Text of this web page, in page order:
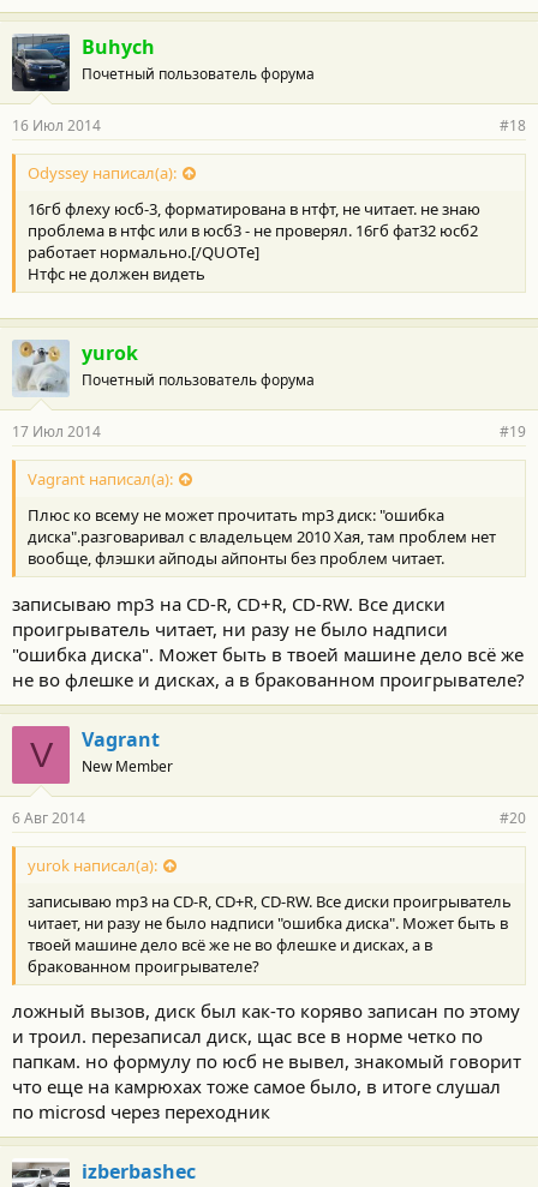
Buhych
Почетный пользователь форума
16 Июл 2014 #18
Odyssey написал(а):
16гб флеху юсб-3, форматирована в нтфт, не читает. не знаю
проблема в нтфс или в юсб3 - не проверял. 16гб фат32 юсб2
работает нормально.[/QUOTе]
Нтфс не должен видеть
yurok
Почетный пользователь форума
17 Июл 2014 #19
Vagrant написал(а):
Плюс ко всему не может прочитать mp3 диск: "ошибка
диска".разговаривал с владельцем 2010 Хая, там проблем нет
вообще, флэшки айподы айпонты без проблем читает.
записываю mp3 на CD-R, CD+R, CD-RW. Все диски
проигрыватель читает, ни разу не было надписи
"ошибка диска". Может быть в твоей машине дело всё же
не во флешке и дисках, а в бракованном проигрывателе?
V Vagrant
New Member
6 Авг 2014 #20
yurok написал(а):
записываю mp3 на CD-R, CD+R, CD-RW. Все диски проигрыватель
читает, ни разу не было надписи "ошибка диска". Может быть в
твоей машине дело всё же не во флешке и дисках, а в
бракованном проигрывателе?
ложный вызов, диск был как-то коряво записан по этому
и троил. перезаписал диск, щас все в норме четко по
папкам. но формулу по юсб не вывел, знакомый говорит
что еще на камрюхах тоже самое было, в итоге слушал
по microsd через переходник
izberbashec